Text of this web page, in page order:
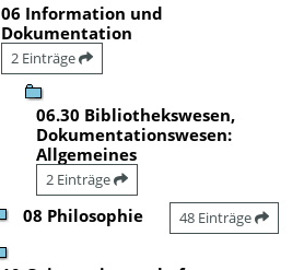
06 Information und
Dokumentation
2 Einträge
06.30 Bibliothekswesen,
Dokumentationswesen:
Allgemeines
2 Einträge
08 Philosophie 48 Einträge